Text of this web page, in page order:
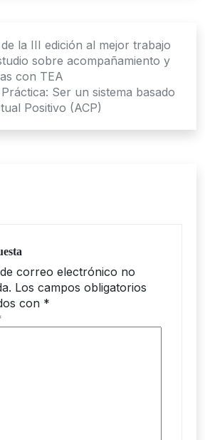
la III edición al mejor trabajo
sobre acompañamiento y
con TEA
Ser un sistema basado
Positivo (ACP)
correo electrónico no
Los campos obligatorios
con *